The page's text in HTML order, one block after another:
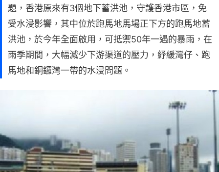
題，香港原來有3個地下蓄洪池，守護香港市區，免
受水浸影響，其中位於跑馬地馬場正下方的跑馬地蓄
洪池，於今年全面啟用，可抵禦50年一遇的暴雨，在
雨季期間，大幅減少下游渠道的壓力，紓緩灣仔、跑
馬地和銅鑼灣一帶的水浸問題。